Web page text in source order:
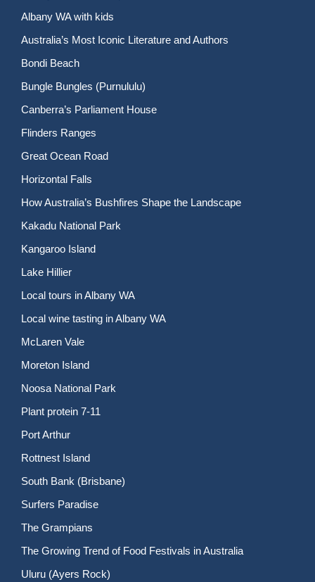
Albany WA with kids
Australia’s Most Iconic Literature and Authors
Bondi Beach
Bungle Bungles (Purnululu)
Canberra’s Parliament House
Flinders Ranges
Great Ocean Road
Horizontal Falls
How Australia’s Bushfires Shape the Landscape
Kakadu National Park
Kangaroo Island
Lake Hillier
Local tours in Albany WA
Local wine tasting in Albany WA
McLaren Vale
Moreton Island
Noosa National Park
Plant protein 7-11
Port Arthur
Rottnest Island
South Bank (Brisbane)
Surfers Paradise
The Grampians
The Growing Trend of Food Festivals in Australia
Uluru (Ayers Rock)